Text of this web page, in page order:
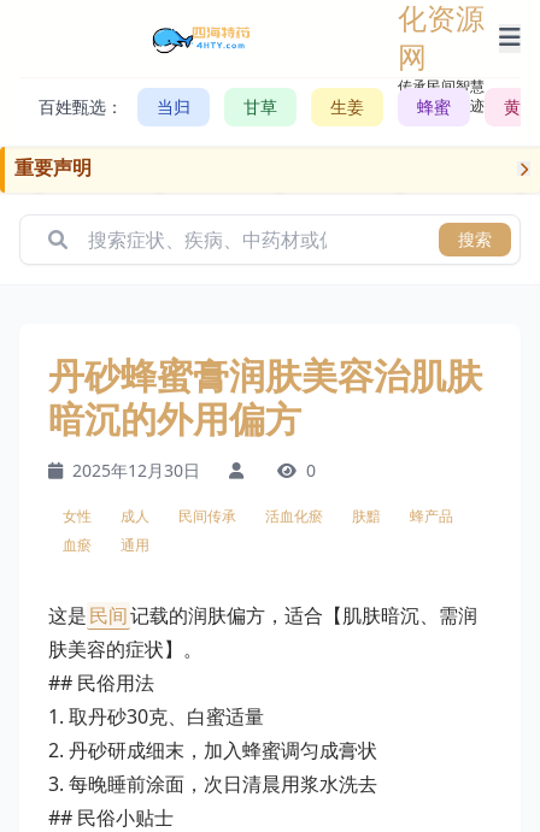
化资源
网
传承民间智慧，
记录历史轨迹
百姓甄选： 当归 甘草 生姜 蜂蜜 黄芪
重要声明
搜索
丹砂蜂蜜膏润肤美容治肌肤
暗沉的外用偏方
2025年12月30日 0
女性 成人 民间传承 活血化瘀 肤黯
蜂产品
血瘀
通用
这是民间记载的润肤偏方，适合【肌肤暗沉、需润
肤美容的症状】。
## 民俗用法
1. 取丹砂30克、白蜜适量
2. 丹砂研成细末，加入蜂蜜调匀成膏状
3. 每晚睡前涂面，次日清晨用浆水洗去
## 民俗小贴士